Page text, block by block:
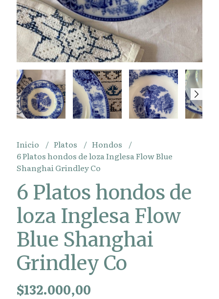
Inicio Platos
Hondos
6 Platos hondos de loza Inglesa Flow Blue
Shanghai Grindley Co
6 Platos hondos de
loza Inglesa Flow
Blue Shanghai
Grindley Co
$132.000,00